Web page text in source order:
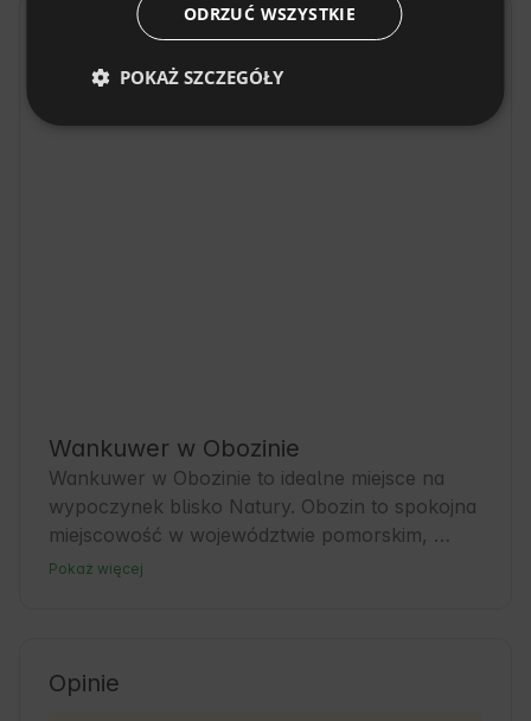
Lokalizacja
Obozin, woj. pomorskie, Polska
Wankuwer w Obozinie
Wankuwer w Obozinie to idealne miejsce na
wypoczynek blisko Natury. Obozin to spokojna
miejscowość w województwie pomorskim,
znana z malowniczych krajobrazów i bliskości
rowerowe, a także lokalne atrakcje
Pokaż więcej
Opinie
ODRZUĆ WSZYSTKIE
POKAŻ SZCZEGÓŁY